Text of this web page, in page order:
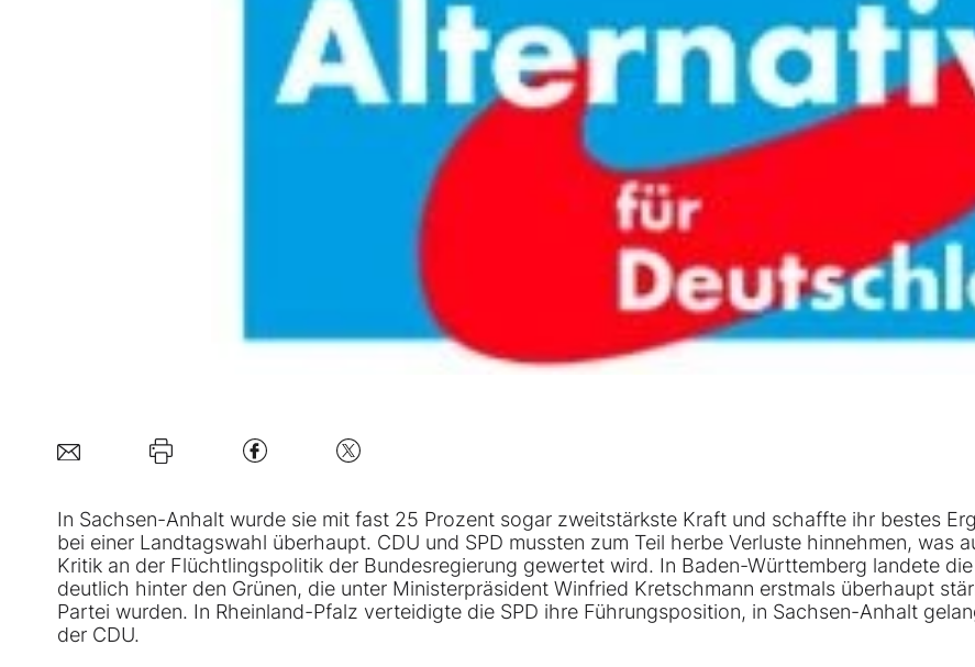
Mein Konto
In Sachsen-Anhalt wurde sie mit fast 25 Prozent sogar zweitstärkste Kraft und schaffte ihr bestes
bei einer Landtagswahl überhaupt. CDU und SPD mussten zum Teil herbe Verluste hinnehmen, was
Kritik an der Flüchtlingspolitik der Bundesregierung gewertet wird. In Baden-Württemberg landete die
deutlich hinter den Grünen, die unter Ministerpräsident Winfried Kretschmann erstmals überhaupt
Partei wurden. In Rheinland-Pfalz verteidigte die SPD ihre Führungsposition, in Sachsen-Anhalt
der CDU.